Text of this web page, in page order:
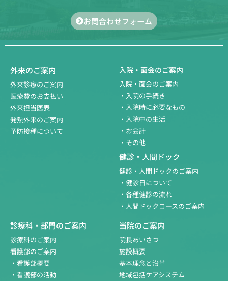
お問合わせフォーム
外来のご案内
外来診療のご案内
医療費のお支払い
外来担当医表
発熱外来のご案内
予防接種について
入院・面会のご案内
入院・面会のご案内
・入院の手続き
・入院時に必要なもの
・入院中の生活
・お会計
・その他
健診・人間ドック
健診・人間ドックのご案内
・健診日について
・各種健診の流れ
・人間ドックコースのご案内
診療科・部門のご案内
診療科のご案内
看護部のご案内
・看護部概要
・看護部の活動
当院のご案内
院長あいさつ
施設概要
基本理念と沿革
地域包括ケアシステム